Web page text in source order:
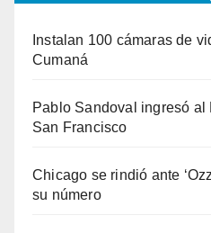
Instalan 100 cámaras de
Cumaná
Pablo Sandoval ingresó al
San Francisco
Chicago se rindió ante
su número